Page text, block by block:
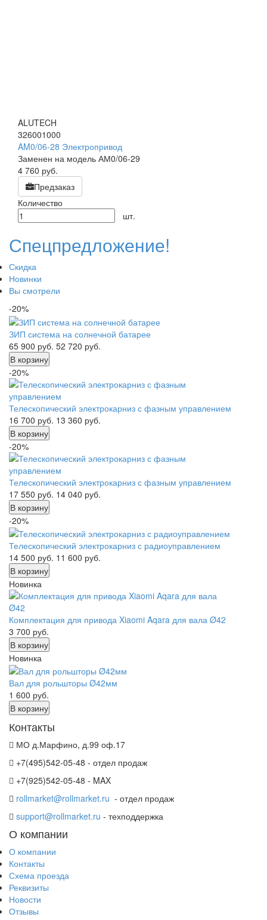
ALUTECH
326001000
AM0/06-28 Электропривод
Заменен на модель АМ0/06-29
4 760 руб.
Предзаказ
Количество
шт.
Спецпредложение!
Скидка
Новинки
Вы смотрели
-20%
ЗИП система на солнечной батарее
65 900 руб. 52 720 руб.
В корзину
-20%
Телескопический электрокарниз с фазным управлением
16 700 руб. 13 360 руб.
В корзину
-20%
Телескопический электрокарниз с фазным управлением
17 550 руб. 14 040 руб.
В корзину
-20%
Телескопический электрокарниз с радиоуправлением
14 500 руб. 11 600 руб.
В корзину
Новинка
Комплектация для привода Xiaomi Aqara для вала Ø42
3 700 руб.
В корзину
Новинка
Вал для рольшторы Ø42мм
1 600 руб.
В корзину
Контакты
МО д.Марфино, д.99 оф.17
+7(495)542-05-48 - отдел продаж
+7(925)542-05-48 - MAX
rollmarket@rollmarket.ru - отдел продаж
support@rollmarket.ru - техподдержка
О компании
О компании
Контакты
Схема проезда
Реквизиты
Новости
Отзывы